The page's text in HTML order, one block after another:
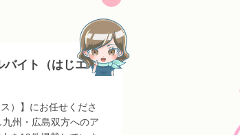
バイト（はじエ
）】にお任せくださ
州・広島双方へのア